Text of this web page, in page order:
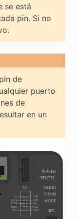
se está
pin. Si no
de
puerto
de
en un